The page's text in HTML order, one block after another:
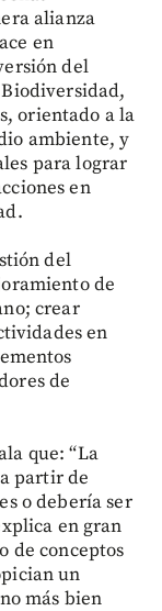
alianza
en
del
orientado a la
ambiente, y
para lograr
en
del
de
crear
en
de
que: “La
partir de
o debería ser
en gran
de conceptos
un
más bien